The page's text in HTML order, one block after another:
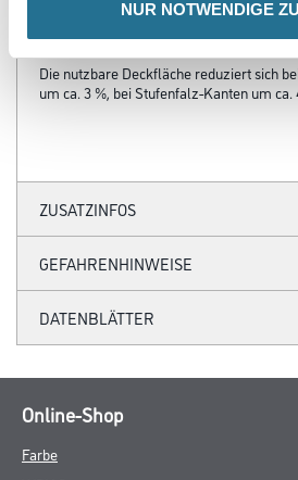
NUR NOTWENDIGE
Die nutzbare Deckfläche reduziert sich
um ca. 3 %, bei Stufenfalz-Kanten um ca.
ZUSATZINFOS
GEFAHRENHINWEISE
DATENBLÄTTER
Online-Shop
Farbe